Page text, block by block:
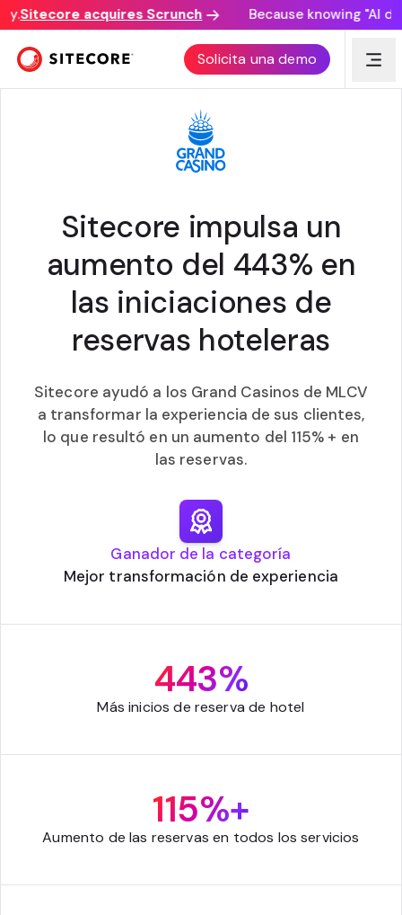
Sitecore acquires Scrunch Because knowing "AI
Solicita una demo
CUSTOMER AWARD
Sitecore impulsa un
aumento del 443% en
las iniciaciones de
reservas hoteleras
Sitecore ayudó a los Grand Casinos de MLCV
a transformar la experiencia de sus clientes,
lo que resultó en un aumento del 115% + en
las reservas.
Ganador de la categoría
Mejor transformación de experiencia
443%
Más inicios de reserva de hotel
115%+
Aumento de las reservas en todos los servicios